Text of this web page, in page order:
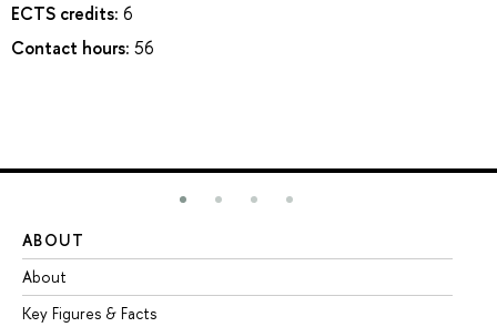
ECTS credits: 6
Contact hours: 56
ABOUT
About
Key Figures & Facts